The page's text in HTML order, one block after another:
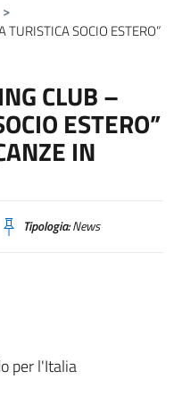
>
TURISTICA SOCIO ESTERO”
CLUB –
ESTERO”
IN
Tipologia:News